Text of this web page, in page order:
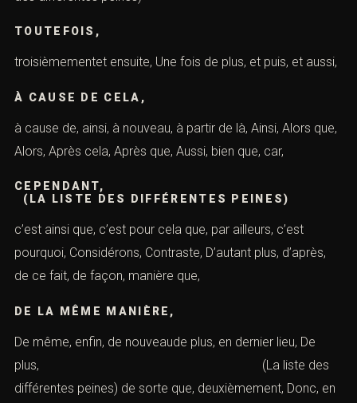
TOUTEFOIS,
troisièmementet ensuite, Une fois de plus, et puis, et aussi,
À CAUSE DE CELA,
à cause de, ainsi, à nouveau, à partir de là, Ainsi, Alors que,
Alors, Après cela, Après que, Aussi, bien que, car,
CEPENDANT,
(LA LISTE DES DIFFÉRENTES PEINES)
c’est ainsi que, c’est pour cela que, par ailleurs, c’est
pourquoi, Considérons, Contraste, D’autant plus, d’après,
de ce fait, de façon, manière que,
DE LA MÊME MANIÈRE,
De même, enfin, de nouveaude plus, en dernier lieu, De
plus, (La liste des
différentes peines) de sorte que, deuxièmement, Donc, en